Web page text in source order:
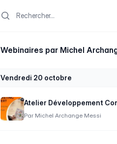
Search
Webinaires par Michel
vendredi 20 octobre
Atelier Développement
Par Michel Archange Messi